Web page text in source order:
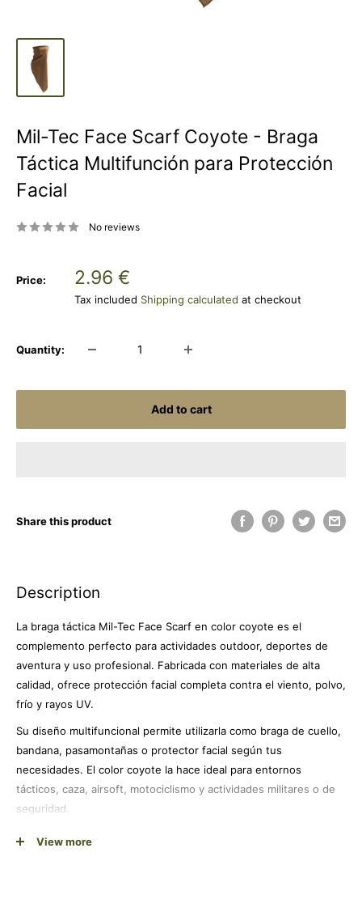
Mil-Tec Face Scarf Coyote - Braga
Táctica Multifunción para Protección
Facial
No reviews
Price:
Sale
price
2.96 €
Tax included Shipping calculated at checkout
Quantity:
Add to cart
Share this product
Description
La braga táctica Mil-Tec Face Scarf en color coyote es el
complemento perfecto para actividades outdoor, deportes de
aventura y uso profesional. Fabricada con materiales de alta
calidad, ofrece protección facial completa contra el viento, polvo,
frío y rayos UV.
Su diseño multifuncional permite utilizarla como braga de cuello,
bandana, pasamontañas o protector facial según tus
necesidades. El color coyote la hace ideal para entornos
tácticos, caza, airsoft, motociclismo y actividades militares o de
seguridad.
Con un peso ultraligero de apenas 31 gramos, es fácil de
View more